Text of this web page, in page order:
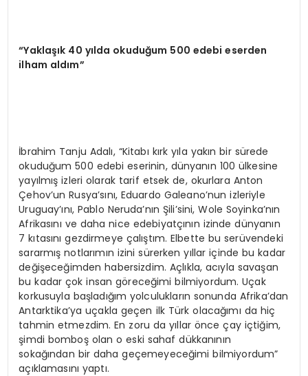
“Yaklaşık 40 yılda okuduğum 500 edebi eserden
ilham aldım”
İbrahim Tanju Adalı, “Kitabı kırk yıla yakın bir sürede
okuduğum 500 edebi eserinin, dünyanın 100 ülkesine
yayılmış izleri olarak tarif etsek de, okurlara Anton
Çehov’un Rusya’sını, Eduardo Galeano’nun izleriyle
Uruguay’ını, Pablo Neruda’nın Şili’sini, Wole Soyinka’nın
Afrikasını ve daha nice edebiyatçının izinde dünyanın
7 kıtasını gezdirmeye çalıştım. Elbette bu serüvendeki
sararmış notlarımın izini sürerken yıllar içinde bu kadar
değişeceğimden habersizdim. Açlıkla, acıyla savaşan
bu kadar çok insan göreceğimi bilmiyordum. Uçak
korkusuyla başladığım yolculukların sonunda Afrika’dan
Antarktika’ya uçakla geçen ilk Türk olacağımı da hiç
tahmin etmezdim. En zoru da yıllar önce çay içtiğim,
şimdi bomboş olan o eski sahaf dükkanının
sokağından bir daha geçemeyeceğimi bilmiyordum”
açıklamasını yaptı.